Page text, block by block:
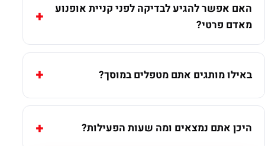
האם אפשר להגיע לבדיקה לפני קניית אופנוע
מאדם פרטי?
באילו מותגים אתם מטפלים במוסך?
היכן אתם נמצאים ומה שעות הפעילות?